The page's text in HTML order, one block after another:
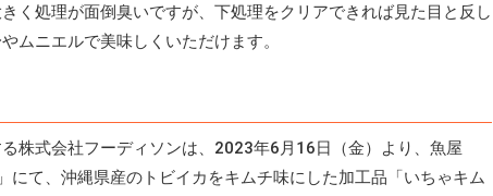
く処理が面倒臭いですが、下処理をクリアできれば見た目と反し
ムニエルで美味しくいただけます。
株式会社フーディソンは、2023年6月16日（金）より、魚屋
にて、沖縄県産のトビイカをキムチ味にした加工品「いちゃキム